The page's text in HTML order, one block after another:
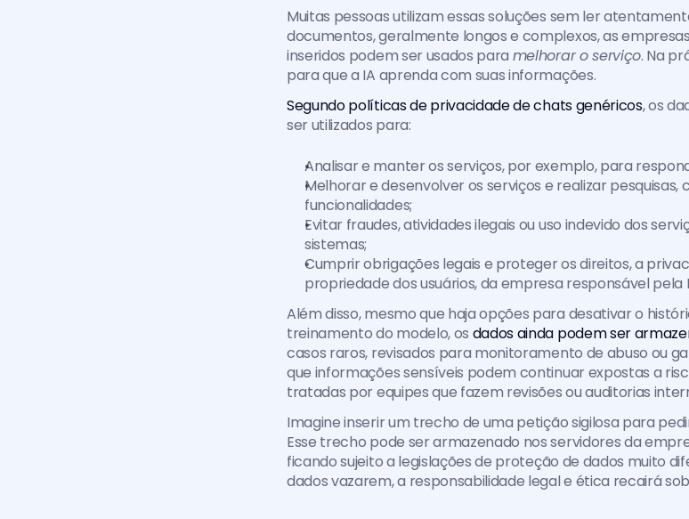
Muitas pessoas utilizam essas soluções sem ler
documentos, geralmente longos e complexos, as
inseridos podem ser usados para melhorar o serviço. Na
para que a IA aprenda com suas informações.
Segundo políticas de privacidade de chats genéricos, os
ser utilizados para:
Analisar e manter os serviços, por exemplo, para
Melhorar e desenvolver os serviços e realizar
funcionalidades;
Evitar fraudes, atividades ilegais ou uso indevido dos
sistemas;
Cumprir obrigações legais e proteger os direitos, a
propriedade dos usuários, da empresa responsável pela
Além disso, mesmo que haja opções para desativar o
treinamento do modelo, os dados ainda podem ser
casos raros, revisados para monitoramento de abuso ou
que informações sensíveis podem continuar expostas a
tratadas por equipes que fazem revisões ou auditorias
Imagine inserir um trecho de uma petição sigilosa para
Esse trecho pode ser armazenado nos servidores da
ficando sujeito a legislações de proteção de dados muito
dados vazarem, a responsabilidade legal e ética recairá